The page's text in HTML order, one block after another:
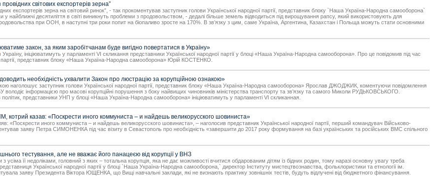
cвітових експортерів зерна”
експортерів зерна на світовий ринок”, - так прокоментував заступник голови Української народної партії, представник блоку `Наша Україна-Народна самооборона`
десятиліття в світі виникнуть проблеми з продовольством, - дедалі більше земель відводиться під вирощування рапсу, який використовують для
продовольства при ООН, в наступні три роки попит на біопаливо зросте на 170%. В зв’язку з цим, саме Україна, Аргентина, Казахстан і Польща можуть стати основними
закон, за яким заробітчанам буде вигідно повертатися в Україну»
ініціюватимуть у парламенті VI скликання представники Української народної партії у блоці «Наша Україна-Народна самооборона». Про це повідомив під час
партії, представник блоку «Наша Україна-Народна самооборона» Юрій КОСТЕНКО.
необхідність ухвалити Закон про люстрацію за корупційною ознакою»
наголошує заступник голови Української народної партії, представник блоку «Наша Україна-Народна самооборона» Ярослав ДЖОДЖИК, коментуючи повідомлення
інформацією про масові корупційні порушення з боку найвищих чиновників міністерства транспорту та зв’язку та самого Миколи РУДЬКОВСЬКОГО.
представники УНП у блоці «Наша Україна-Народна самооборона» ініціюватимуть у парламенті VI скликанная.
казав: «Поскрести иного коммуниста – и найдешь великорусского шовиниста»
иного коммуниста – и найдешь великорусского шовиниста», – наголосив представник Української народної партії, перший командувач Військово-
заяву Петра СИМОНЕНКА під час візиту в Севастополь про необхідність «завершити до 2017 року формування на базі українських та російських ВМС спільного
тестування, але не вважає його панацеєю від корупції у ВНЗ
усіма її недоліками, головний з яких – тотальна корупція, яка не дає можливості вчитися обдарованим дітям із бідних родин, тому наразі основну увагу треба
Української народної партії у блоці `Наша Україна-Народна самооборона,` директор Інституту мистецтвознавства, фольклористики та етнології ім.
заяву Президента Віктора ЮЩЕНКА, що Вищі навчальні заклади, які не визнають практику зовнішніх тестів, будуть відлучені від бюджетного фінансування.